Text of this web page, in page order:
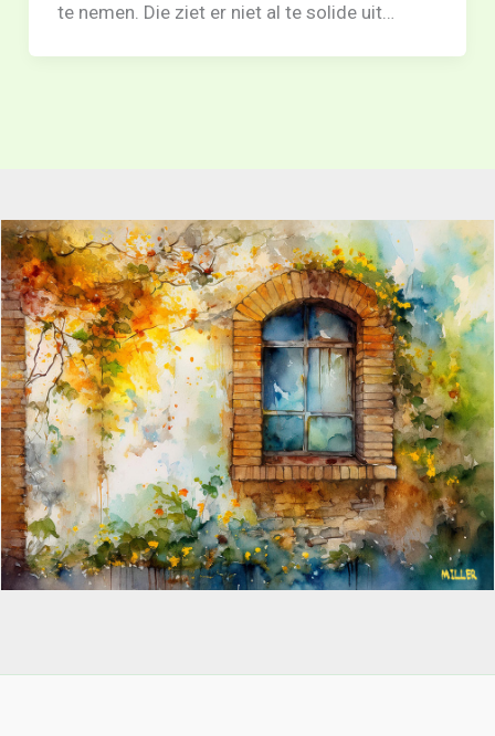
te nemen. Die ziet er niet al te solide uit…